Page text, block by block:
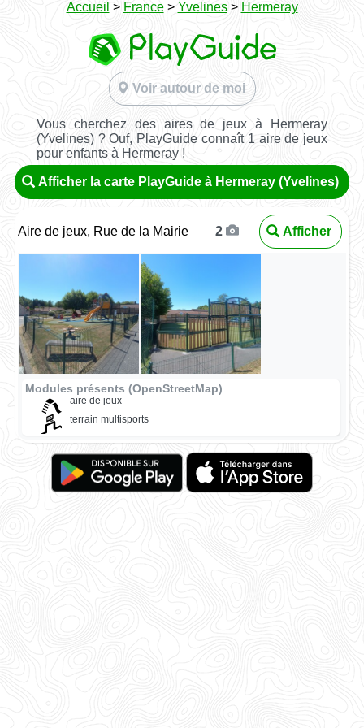
Accueil > France> Yvelines> Hermeray
Voir autour de moi
Vous cherchez des aires de jeux à Hermeray
(Yvelines) ? Ouf, PlayGuide connaît 1 aire de jeux
pour enfants à Hermeray !
Afficher la carte PlayGuide à Hermeray (Yvelines)
Aire de jeux, Rue de la Mairie 2 Afficher
Modules présents (OpenStreetMap)
aire de jeux
terrain multisports